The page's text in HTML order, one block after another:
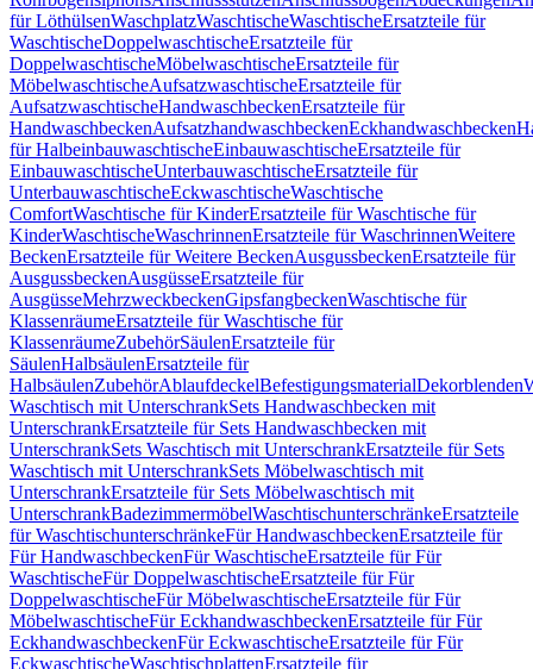
für LöthülsenWaschplatzWaschtischeWaschtischeErsatzteile für
WaschtischeDoppelwaschtischeErsatzteile für
DoppelwaschtischeMöbelwaschtischeErsatzteile für
MöbelwaschtischeAufsatzwaschtischeErsatzteile für
AufsatzwaschtischeHandwaschbeckenErsatzteile für
HandwaschbeckenAufsatzhandwaschbeckenEckhandwaschbecken
für HalbeinbauwaschtischeEinbauwaschtischeErsatzteile für
EinbauwaschtischeUnterbauwaschtischeErsatzteile für
UnterbauwaschtischeEckwaschtischeWaschtische
ComfortWaschtische für KinderErsatzteile für Waschtische für
KinderWaschtischeWaschrinnenErsatzteile für WaschrinnenWeitere
BeckenErsatzteile für Weitere BeckenAusgussbeckenErsatzteile für
AusgussbeckenAusgüsseErsatzteile für
AusgüsseMehrzweckbeckenGipsfangbeckenWaschtische für
KlassenräumeErsatzteile für Waschtische für
KlassenräumeZubehörSäulenErsatzteile für
SäulenHalbsäulenErsatzteile für
HalbsäulenZubehörAblaufdeckelBefestigungsmaterialDekorblenden
Waschtisch mit UnterschrankSets Handwaschbecken mit
UnterschrankErsatzteile für Sets Handwaschbecken mit
UnterschrankSets Waschtisch mit UnterschrankErsatzteile für Sets
Waschtisch mit UnterschrankSets Möbelwaschtisch mit
UnterschrankErsatzteile für Sets Möbelwaschtisch mit
UnterschrankBadezimmermöbelWaschtischunterschränkeErsatzteile
für WaschtischunterschränkeFür HandwaschbeckenErsatzteile für
Für HandwaschbeckenFür WaschtischeErsatzteile für Für
WaschtischeFür DoppelwaschtischeErsatzteile für Für
DoppelwaschtischeFür MöbelwaschtischeErsatzteile für Für
MöbelwaschtischeFür EckhandwaschbeckenErsatzteile für Für
EckhandwaschbeckenFür EckwaschtischeErsatzteile für Für
EckwaschtischeWaschtischplattenErsatzteile für